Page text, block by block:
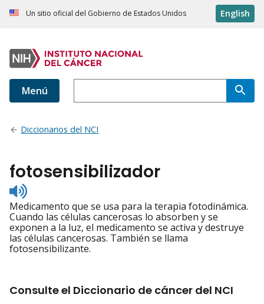
Un sitio oficial del Gobierno de Estados Unidos English
Menú
Diccionarios del NCI
fotosensibilizador
Listen
to
pronunciation
Medicamento que se usa para la terapia fotodinámica.
Cuando las células cancerosas lo absorben y se
exponen a la luz, el medicamento se activa y destruye
las células cancerosas. También se llama
fotosensibilizante.
Consulte el Diccionario de cáncer del NCI